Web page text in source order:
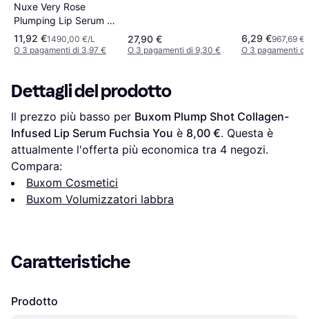
Nuxe Very Rose
Plumping Lip Serum 8
ml
11,92 €1490,00 €/L
O 3 pagamenti di 3,97 €
27,90 €
O 3 pagamenti di 9,30 €
6,29 €967,69 €/
O 3 pagamenti
Dettagli del prodotto
Il prezzo più basso per Buxom Plump Shot Collagen-
Infused Lip Serum Fuchsia You è 8,00 €. Questa è
attualmente l'offerta più economica tra 4 negozi.
Compara:
Buxom Cosmetici
Buxom Volumizzatori labbra
Caratteristiche
Prodotto